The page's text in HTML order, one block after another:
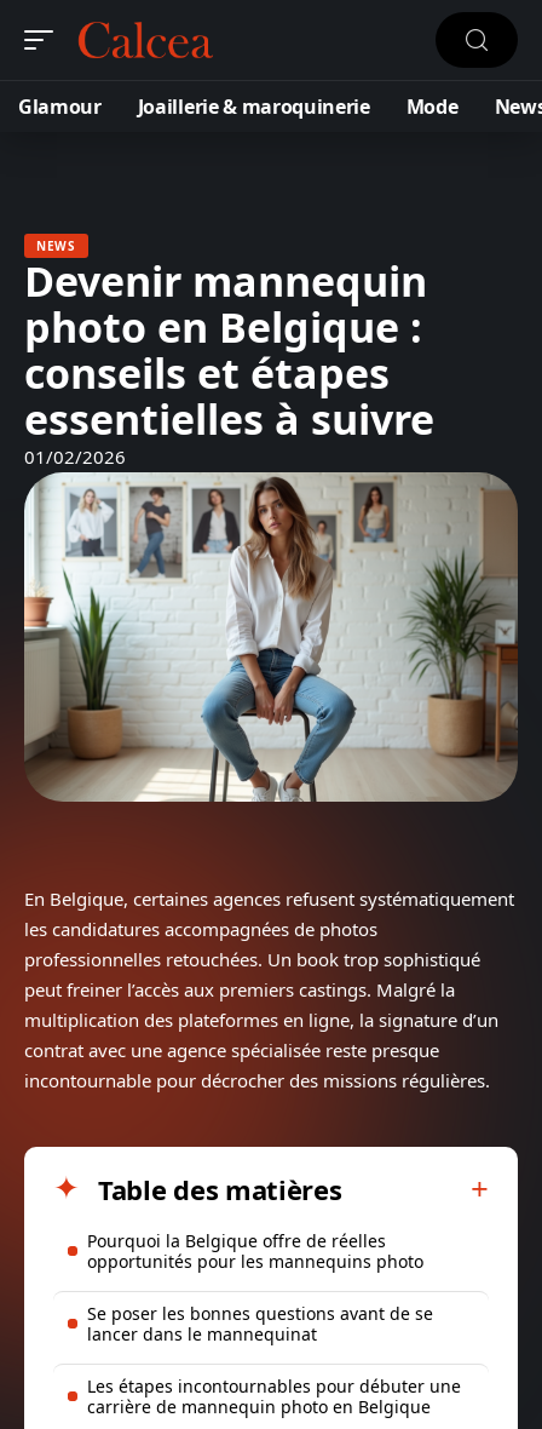
Glamour Joaillerie & maroquinerie Mode
NEWS
Devenir mannequin
photo en Belgique :
conseils et étapes
essentielles à suivre
01/02/2026
En Belgique, certaines agences refusent systématiquement
les candidatures accompagnées de photos
professionnelles retouchées. Un book trop sophistiqué
peut freiner l’accès aux premiers castings. Malgré la
multiplication des plateformes en ligne, la signature d’un
contrat avec une agence spécialisée reste presque
incontournable pour décrocher des missions régulières.
Table des matières
Pourquoi la Belgique offre de réelles
opportunités pour les mannequins photo
Se poser les bonnes questions avant de se
lancer dans le mannequinat
Les étapes incontournables pour débuter une
carrière de mannequin photo en Belgique